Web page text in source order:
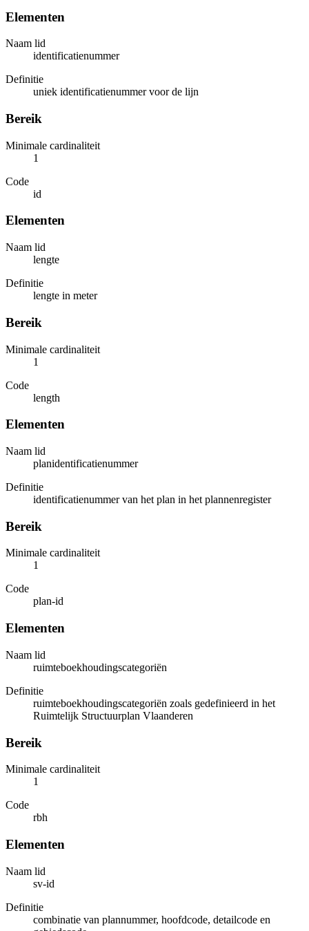
Elementen
Naam lid
identificatienummer
Definitie
uniek identificatienummer voor de lijn
Bereik
Minimale cardinaliteit
1
Code
id
Elementen
Naam lid
lengte
Definitie
lengte in meter
Bereik
Minimale cardinaliteit
1
Code
length
Elementen
Naam lid
planidentificatienummer
Definitie
identificatienummer van het plan in het plannenregister
Bereik
Minimale cardinaliteit
1
Code
plan-id
Elementen
Naam lid
ruimteboekhoudingscategoriën
Definitie
ruimteboekhoudingscategoriën zoals gedefinieerd in het
Ruimtelijk Structuurplan Vlaanderen
Bereik
Minimale cardinaliteit
1
Code
rbh
Elementen
Naam lid
sv-id
Definitie
combinatie van plannummer, hoofdcode, detailcode en